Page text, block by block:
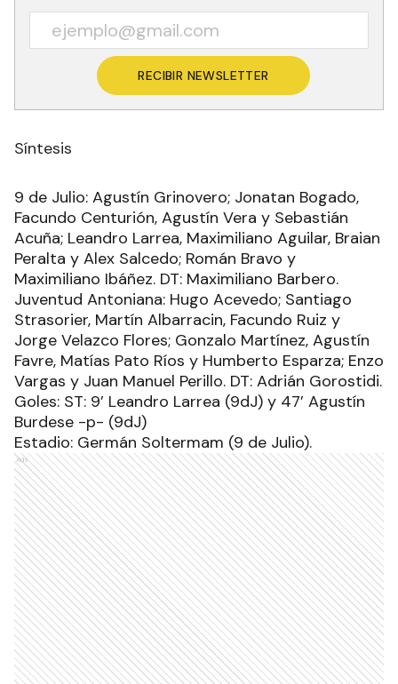
RECIBIR NEWSLETTER
Síntesis
9 de Julio: Agustín Grinovero; Jonatan Bogado,
Facundo Centurión, Agustín Vera y Sebastián
Acuña; Leandro Larrea, Maximiliano Aguilar, Braian
Peralta y Alex Salcedo; Román Bravo y
Maximiliano Ibáñez. DT: Maximiliano Barbero.
Juventud Antoniana: Hugo Acevedo; Santiago
Strasorier, Martín Albarracin, Facundo Ruiz y
Jorge Velazco Flores; Gonzalo Martínez, Agustín
Favre, Matías Pato Ríos y Humberto Esparza; Enzo
Vargas y Juan Manuel Perillo. DT: Adrián Gorostidi.
Goles: ST: 9’ Leandro Larrea (9dJ) y 47’ Agustín
Burdese -p- (9dJ)
Estadio: Germán Soltermam (9 de Julio).
Ads